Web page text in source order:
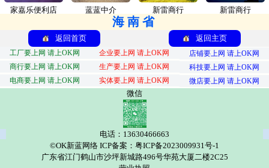
家嘉乐便利店 蓝蓝中介 新雷商行 新雷商行
海南省
返回首页 返回主页
工厂要上网 请上OK网 企业要上网 请上OK网
店铺要上网 请上OK网
商行要上网 请上OK网
生产要上网 请上OK网
科技要上网 请上OK网
电商要上网 请上OK网
实体要上网 请上OK网 微店要上网 请上OK网
微信
电话：13630466663
©OK新蓝网络 ICP备案：粤ICP备2023009931号-1
广东省江门鹤山市沙坪新城路496号华苑大厦二楼2C25